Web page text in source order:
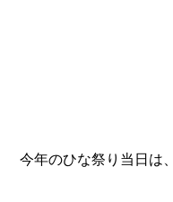
今年のひな祭り当日は、